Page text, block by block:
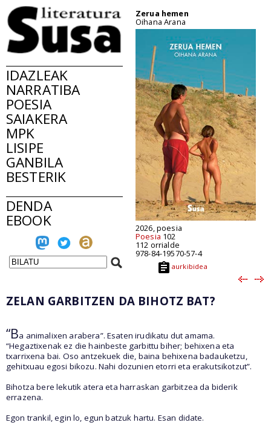
IDAZLEAK
NARRATIBA
POESIA
SAIAKERA
MPK
LISIPE
GANBILA
BESTERIK
DENDA
EBOOK
Zerua hemen
Oihana Arana
2026, poesia
Poesia 102
112 orrialde
978-84-19570-57-4
aurkibidea
ZELAN GARBITZEN DA BIHOTZ BAT?
“Ba animalixen arabera”. Esaten irudikatu dut amama.
“Hegaztixenak ez die hainbeste garbittu biher; behixena eta
txarrixena bai. Oso antzekuek die, baina behixena badauketzu,
gehitxuau egosi bikozu. Nahi dozunien etorri eta erakutsikotzut”.
Bihotza bere lekutik atera eta harraskan garbitzea da biderik
errazena.
Egon trankil, egin lo, egun batzuk hartu. Esan didate.